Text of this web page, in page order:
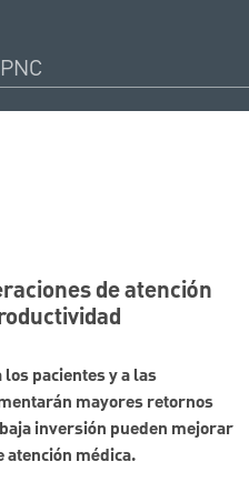
de atención
pacientes y a las
mayores retornos
inversión pueden mejorar
médica.